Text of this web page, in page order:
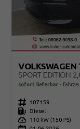
VOLKSWAGEN
SPORT EDITION
sofort lieferbar
Fahrzeugnr. 107159
Kraftstoff
Diesel
Leistung
110 kW (150 PS)